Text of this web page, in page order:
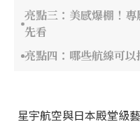
亮點三：美感爆棚！
先看
亮點四：哪些航線可以
星宇航空與日本殿堂級